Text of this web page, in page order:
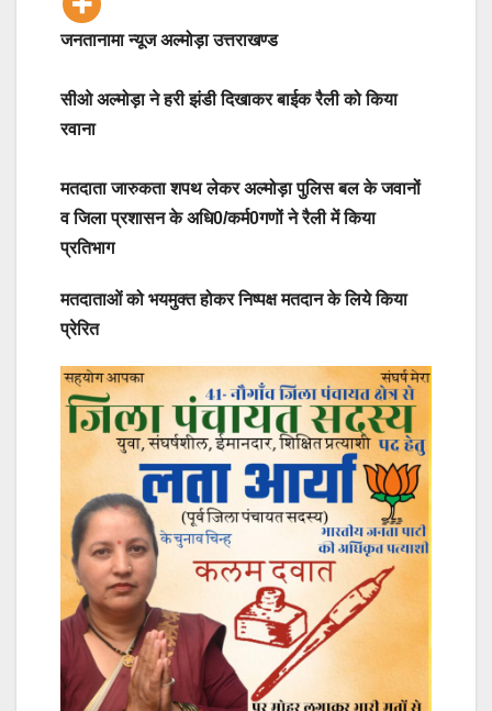
जनतानामा न्यूज अल्मोड़ा उत्तराखण्ड
सीओ अल्मोड़ा ने हरी झंडी दिखाकर बाईक रैली को किया
रवाना
मतदाता जारुकता शपथ लेकर अल्मोड़ा पुलिस बल के जवानों
व जिला प्रशासन के अधि0/कर्म0गणों ने रैली में किया
प्रतिभाग
मतदाताओं को भयमुक्त होकर निष्पक्ष मतदान के लिये किया
प्रेरित